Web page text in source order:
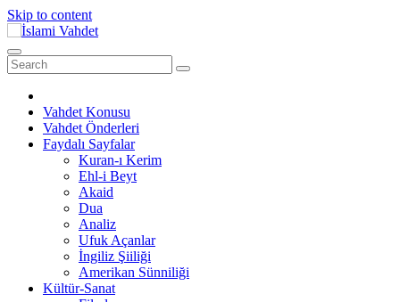
Skip to content
Vahdet Konusu
Vahdet Önderleri
Faydalı Sayfalar
Kuran-ı Kerim
Ehl-i Beyt
Akaid
Dua
Analiz
Ufuk Açanlar
İngiliz Şiiliği
Amerikan Sünniliği
Kültür-Sanat